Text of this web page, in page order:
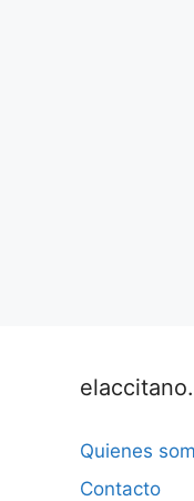
Quienes
Contacto